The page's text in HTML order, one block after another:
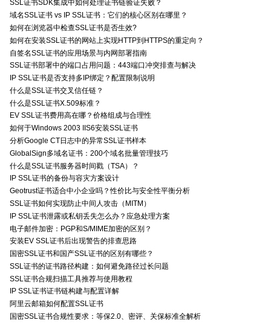
SSL证书SDK集成中如何处理证书链验证失败？
域名SSL证书 vs IP SSL证书：它们的核心区别在哪里？
如何在浏览器中检查SSL证书是否生效?
如何在安装SSL证书的网站上实现HTTP到HTTPS的重定向？
自签名SSL证书的应用场景与内网部署指南
SSL证书部署中的端口占用问题：443端口冲突排查与解决
IP SSL证书是否支持多IP绑定？配置限制说明
什么是SSL证书交叉信任链？
什么是SSL证书X.509标准？
EV SSL证书费用高在哪？价格组成与合理性
如何于Windows 2003 IIS6安装SSL证书
分析Google CT日志中的异常SSL证书样本
GlobalSign多域名证书：200个域名批量管理技巧
什么是SSL证书服务器时间戳（TSA）？
IP SSL证书的备份与容灾方案设计
Geotrust证书适合中小企业吗？性价比与安全性平衡分析
SSL证书如何实现防止中间人攻击（MITM）
IP SSL证书泄露或私钥丢失怎么办？应急处理方案
电子邮件加密：PGP和S/MIME加密的区别？
安装EV SSL证书后出现警告的排查思路
国密SSL证书和国产SSL证书的区别有哪些？
SSL证书的证书路径构建：如何避免路径过长问题
SSL证书合规扫描工具推荐与使用教程
IP SSL证书证书链构建与配置详解
阿里云邮箱如何配置SSL证书
国密SSL证书合规性要求：等保2.0、密评、关保标准全解析